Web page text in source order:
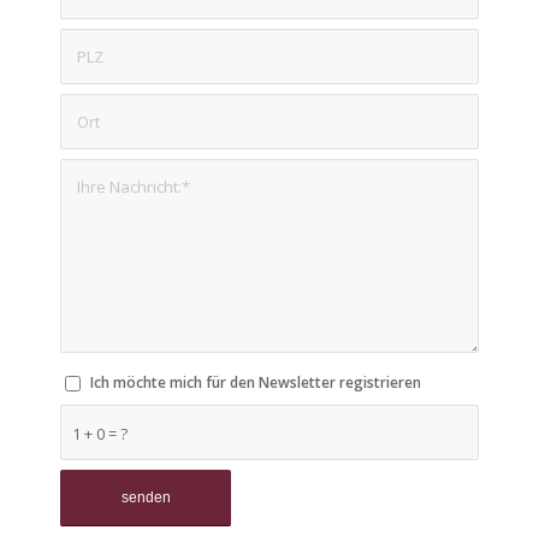
Ich möchte mich für den Newsletter registrieren
1 + 0 = ?